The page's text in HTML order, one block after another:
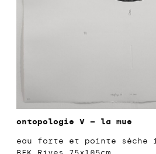
ontopologie V – la mue
eau forte et pointe sèche